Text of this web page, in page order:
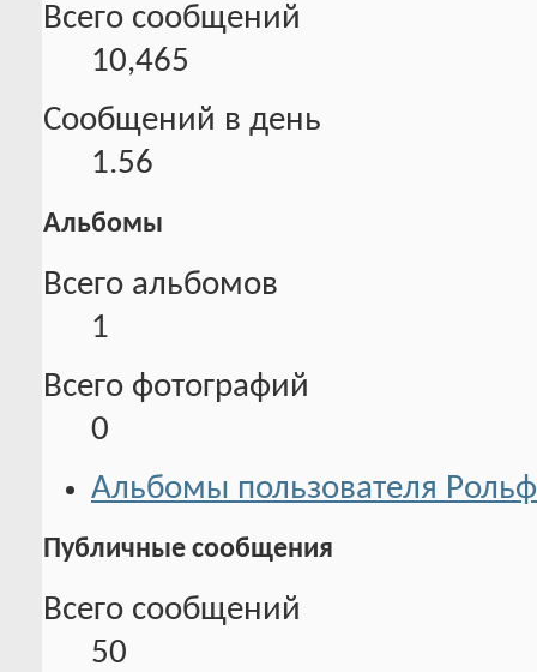
Всего сообщений
10,465
Сообщений в день
1.56
Альбомы
Всего альбомов
1
Всего фотографий
0
Альбомы пользователя Рольф
Публичные сообщения
Всего сообщений
50